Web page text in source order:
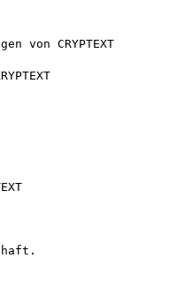
von CRYPTEXT